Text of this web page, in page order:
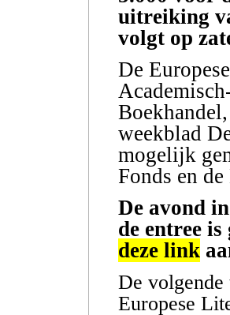
uitreiking
volgt op
De
weekblad
mogelijk
Fonds en
De avond
de entree
deze link
De
Europese